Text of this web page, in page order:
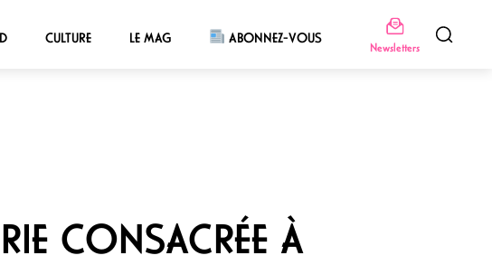
CULTURE LE MAG ABONNEZ-VOUS
Newsletters
CONSACRÉE À